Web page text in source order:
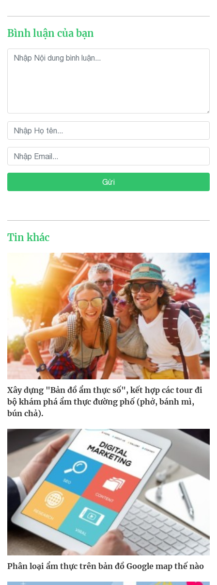
Bình luận của bạn
Gửi
Tin khác
Xây dựng "Bản đồ ẩm thực số", kết hợp các tour đi
bộ khám phá ẩm thực đường phố (phở, bánh mì,
bún chả).
Phân loại ẩm thực trên bản đồ Google map thế nào